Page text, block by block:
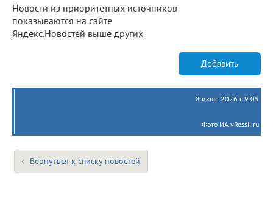
Новости из приоритетных источников
показываются на сайте
Яндекс.Новостей выше других
Добавить
8 июля 2026 г. 9:05
Фото ИА vRossii.ru
Вернуться к списку новостей